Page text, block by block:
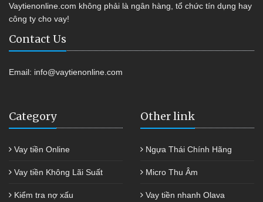
Vaytienonline.com không phải là ngân hàng, tổ chức tín dụng hay
công ty cho vay!
Contact Us
Email: info@vaytienonline.com
Category
Vay tiền Online
Vay tiền Không Lãi Suất
Kiểm tra nợ xấu
Other link
Ngựa Thái Chính Hãng
Micro Thu Âm
Vay tiền nhanh Olava